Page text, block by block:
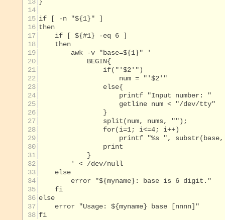
14
15
16
then
17
18
    then
19
20
            BEGIN{
21
22
23
                else{
24
25
26
27
28
29
30
31
32
        ' < /dev/null
33
    else
34
35
    fi
36
else
37
38 fi